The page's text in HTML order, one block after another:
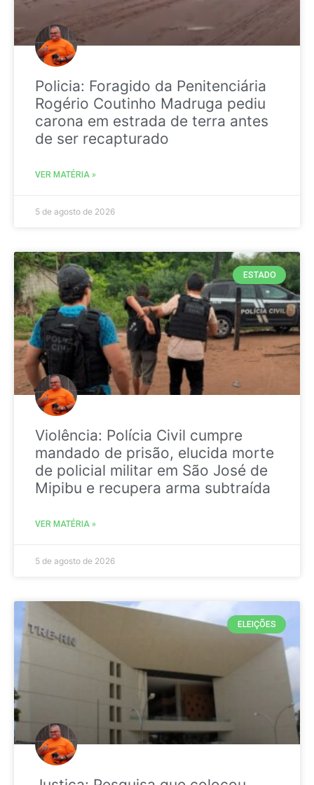
Policia: Foragido da Penitenciária
Rogério Coutinho Madruga pediu
carona em estrada de terra antes
de ser recapturado
VER MATÉRIA »
5 de agosto de 2026
ESTADO
Violência: Polícia Civil cumpre
mandado de prisão, elucida morte
de policial militar em São José de
Mipibu e recupera arma subtraída
VER MATÉRIA »
5 de agosto de 2026
ELEIÇÕES